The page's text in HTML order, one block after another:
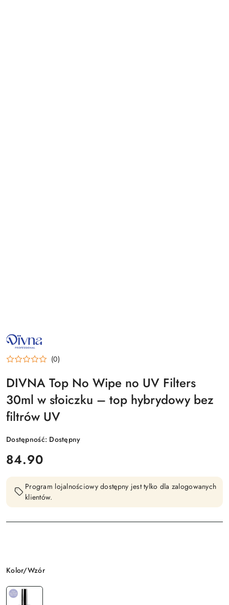
NAZWA
PRODUCENTA:
DIVNA
(0)
DIVNA Top No Wipe no UV Filters
30ml w słoiczku – top hybrydowy bez
filtrów UV
Dostępność: Dostępny
cena:
84.90
Program lojalnościowy dostępny jest tylko dla zalogowanych
klientów.
Wariant
Kolor/Wzór